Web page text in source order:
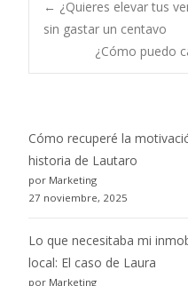
Post
← ¿Quieres elevar tus
sin gastar un centavo
¿Cómo puedo
Cómo recuperé la
historia de Lautaro
por Marketing
27 noviembre, 2025
Lo que necesitaba mi
local: El caso de Laura
por Marketing